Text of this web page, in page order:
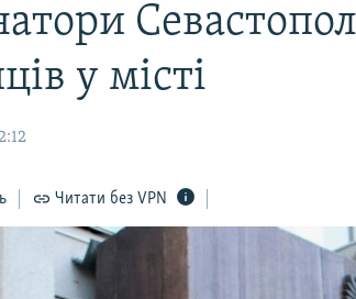
у місті
Читати без VPN